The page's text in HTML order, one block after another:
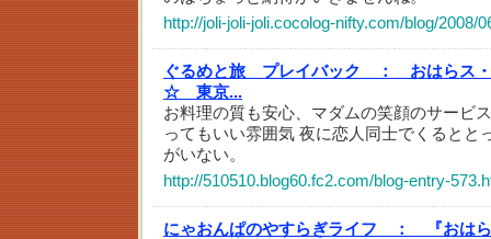
http://joli-joli-joli.cocolog-nifty.com/blog/2008/
ぐるめと旅 プレイバック ：
おはらス
☆ 東京...
お料理の質も安心、マダムの笑顔のサービ
ってもいい雰囲気 夜に恋人同士でくるとと
がいない。
http://510510.blog60.fc2.com/blog-entry-
にゃおんぱのやすらぎライフ ：
『おは